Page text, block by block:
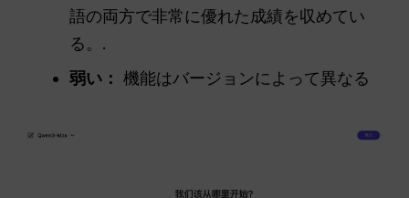
語の両方で非常に優れた成績を収めてい
る。.
弱い： 機能はバージョンによって異なる